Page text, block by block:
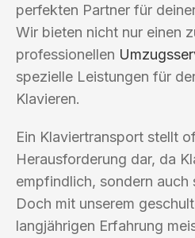
perfekten Partner für
Wir bieten nicht nur einen
professionellen
spezielle Leistungen für
Klavieren.
Ein Klaviertransport stellt
Herausforderung dar, da
empfindlich, sondern auch
Doch mit unserem
langjährigen Erfahrung